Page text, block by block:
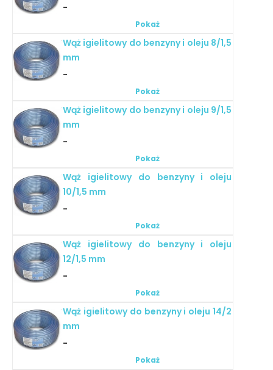
-
Pokaż
Wąż igielitowy do benzyny i oleju 8/1,5
mm
-
Pokaż
Wąż igielitowy do benzyny i oleju 9/1,5
mm
-
Pokaż
Wąż igielitowy do benzyny i oleju
10/1,5 mm
-
Pokaż
Wąż igielitowy do benzyny i oleju
12/1,5 mm
-
Pokaż
Wąż igielitowy do benzyny i oleju 14/2
mm
-
Pokaż